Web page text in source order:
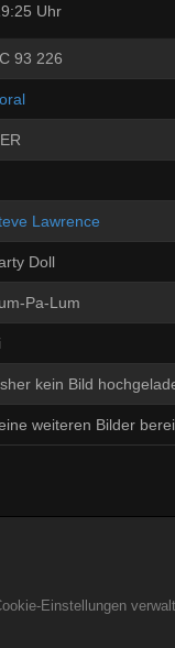
Uhr
93 226
Lawrence
Doll
Pa-Lum
kein Bild
weiteren Bilder
Einstellungen